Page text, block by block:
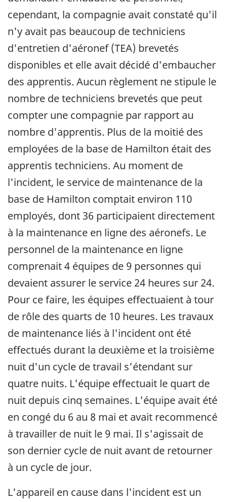
cependant, la compagnie avait constaté qu'il
n'y avait pas beaucoup de techniciens
d'entretien d'aéronef (TEA) brevetés
disponibles et elle avait décidé d'embaucher
des apprentis. Aucun règlement ne stipule le
nombre de techniciens brevetés que peut
compter une compagnie par rapport au
nombre d'apprentis. Plus de la moitié des
employées de la base de Hamilton était des
apprentis techniciens. Au moment de
l'incident, le service de maintenance de la
base de Hamilton comptait environ 110
employés, dont 36 participaient directement
à la maintenance en ligne des aéronefs. Le
personnel de la maintenance en ligne
comprenait 4 équipes de 9 personnes qui
devaient assurer le service 24 heures sur 24.
Pour ce faire, les équipes effectuaient à tour
de rôle des quarts de 10 heures. Les travaux
de maintenance liés à l'incident ont été
effectués durant la deuxième et la troisième
nuit d'un cycle de travail s'étendant sur
quatre nuits. L'équipe effectuait le quart de
nuit depuis cinq semaines. L'équipe avait été
en congé du 6 au 8 mai et avait recommencé
à travailler de nuit le 9 mai. Il s'agissait de
son dernier cycle de nuit avant de retourner
à un cycle de jour.
L'appareil en cause dans l'incident est un